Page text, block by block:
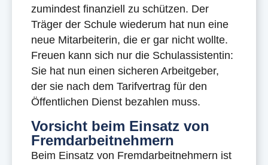
zumindest finanziell zu schützen. Der
Träger der Schule wiederum hat nun eine
neue Mitarbeiterin, die er gar nicht wollte.
Freuen kann sich nur die Schulassistentin:
Sie hat nun einen sicheren Arbeitgeber,
der sie nach dem Tarifvertrag für den
Öffentlichen Dienst bezahlen muss.
Vorsicht beim Einsatz von
Fremdarbeitnehmern
Beim Einsatz von Fremdarbeitnehmern ist